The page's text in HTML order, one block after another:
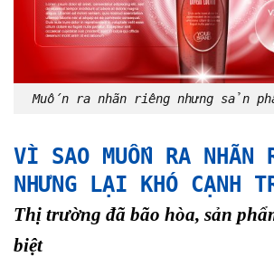
Muốn ra nhãn riêng nhưng sản
VÌ SAO MUỐN RA NHÃN
NHƯNG LẠI KHÓ CẠNH
Thị trường đã bão hòa, sản
biệt